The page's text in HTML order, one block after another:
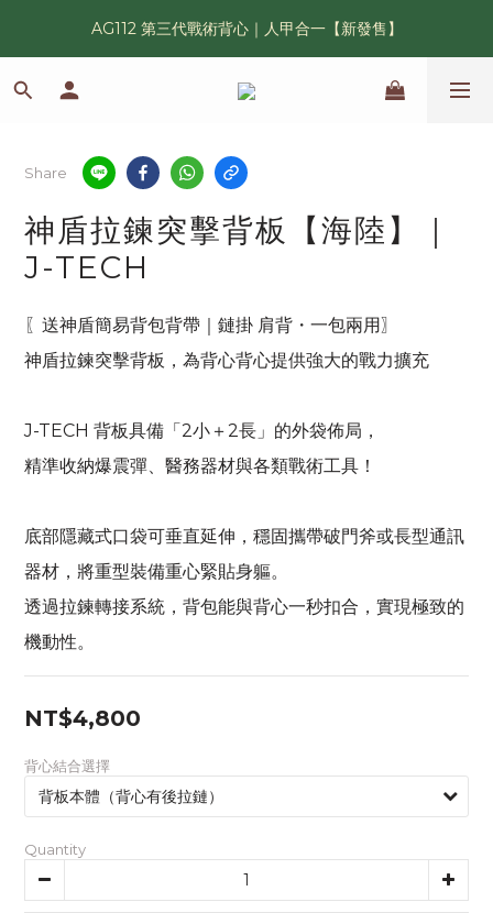
漢光42 傲骨紀念臂章｜滿 6500 贈送一片！
AG112 第三代戰術背心｜人甲合一【新發售】
鯊魚鰭圓邊帽｜高透氣、會呼吸的戰術奔尼帽
Share
神盾拉鍊突擊背板【海陸】｜
J-TECH
〖送神盾簡易背包背帶｜鏈掛 肩背・一包兩用〗
神盾拉鍊突擊背板，為背心背心提供強大的戰力擴充
J-TECH 背板具備「2小＋2長」的外袋佈局，
精準收納爆震彈、醫務器材與各類戰術工具！
底部隱藏式口袋可垂直延伸，穩固攜帶破門斧或長型通訊
器材，將重型裝備重心緊貼身軀。
透過拉鍊轉接系統，背包能與背心一秒扣合，實現極致的
機動性。
NT$4,800
背心結合選擇
Quantity